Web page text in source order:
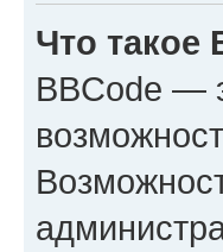
Что такое
BBCode —